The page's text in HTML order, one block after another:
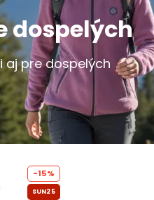
dospelých
aj pre dospelých
-15%
SUN25